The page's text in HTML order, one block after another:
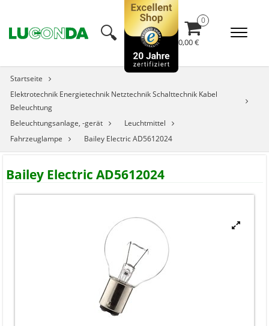
🔍︎ 0,00 €
Startseite
Elektrotechnik Energietechnik Netztechnik Schalttechnik Kabel
Beleuchtung
Beleuchtungsanlage, -gerät
Leuchtmittel
Fahrzeuglampe
Bailey Electric AD5612024
Bailey Electric AD5612024
